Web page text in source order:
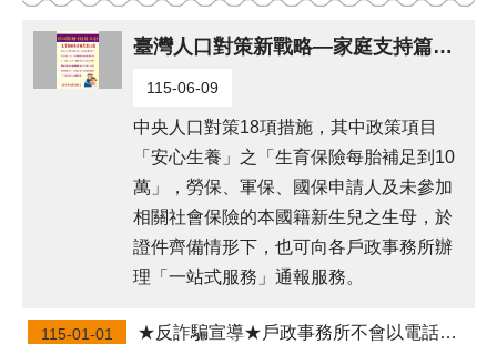
臺灣人口對策新戰略—家庭支持篇「安心生養」:生育保險每胎補足到10萬。
115-06-09
中央人口對策18項措施，其中政策項目
「安心生養」之「生育保險每胎補足到10
萬」，勞保、軍保、國保申請人及未參加
相關社會保險的本國籍新生兒之生母，於
證件齊備情形下，也可向各戶政事務所辦
理「一站式服務」通報服務。
115-01-01 ★反詐騙宣導★戶政事務所不會以電話語音或簡訊索取個人資料，如果接獲不明戶政語音、簡訊通知、或是自稱戶政機關(人員)可疑電話，請先向戶政事務所查證或撥打165反詐騙專線，避免受騙。